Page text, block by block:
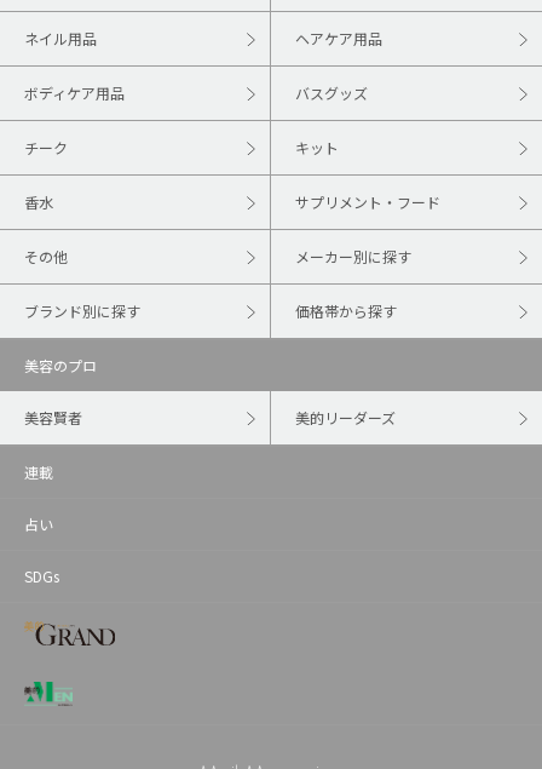
ネイル用品 ヘアケア用品
ボディケア用品 バスグッズ
チーク キット
香水 サプリメント・フード
その他 メーカー別に探す
ブランド別に探す 価格帯から探す
美容のプロ
美容賢者 美的リーダーズ
連載
占い
SDGs